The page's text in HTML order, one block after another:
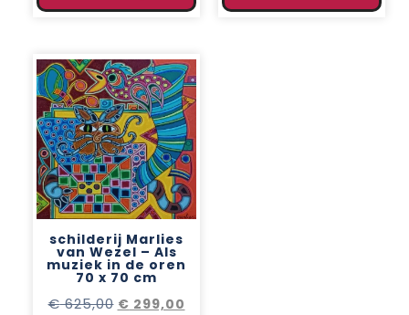
schilderij Marlies
van Wezel – Als
muziek in de oren
70 x 70 cm
€625,00 € 299,00